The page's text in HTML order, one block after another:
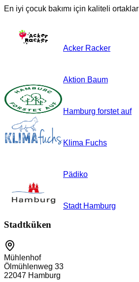
En iyi çocuk bakımı için kaliteli ortaklar
Acker Racker
Aktion Baum
Hamburg forstet auf
Klima Fuchs
Pädiko
Stadt Hamburg
Stadtküken
Mühlenhof
Ölmühlenweg 33
22047 Hamburg